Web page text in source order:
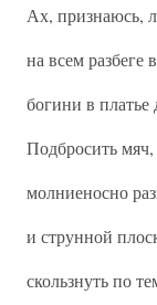
Ах, признаюсь,
на всем разбеге
богини в платье
Подбросить мяч,
молниеносно
и струнной
скользнуть по